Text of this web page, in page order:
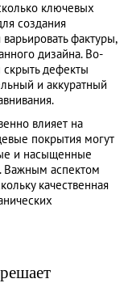
ключевых
создания
фактуры,
дизайна. Во-
дефекты
и аккуратный
влияет на
покрытия могут
и насыщенные
Важным аспектом
качественная